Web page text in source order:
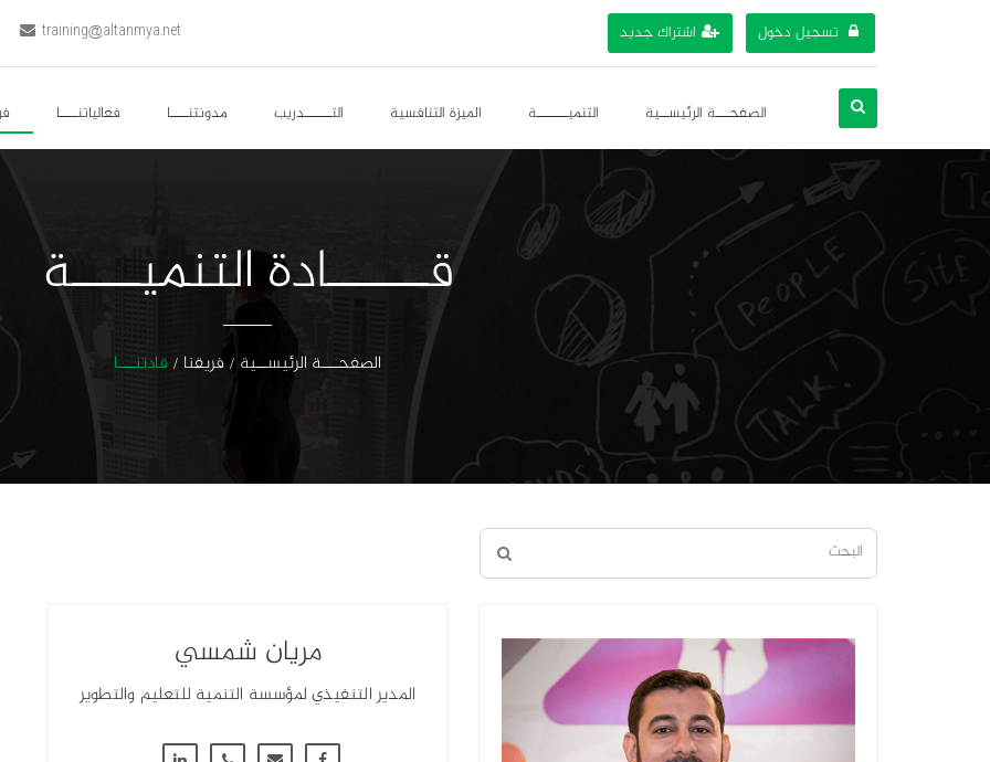
training@altanmya.net تسجيل دخول اشتراك جديد
الصفحـــة الرئيســية التنميـــــــة الميزة التنافسية التــــــدريب مدونتنــــا فعالياتنــــا
قــــــادة التنميــــة
الصفحـــة الرئيســية فريقنا قادتنـــا
مريان شمسي
المدير التنفيذي لمؤسسة التنمية للتعليم والتطوير